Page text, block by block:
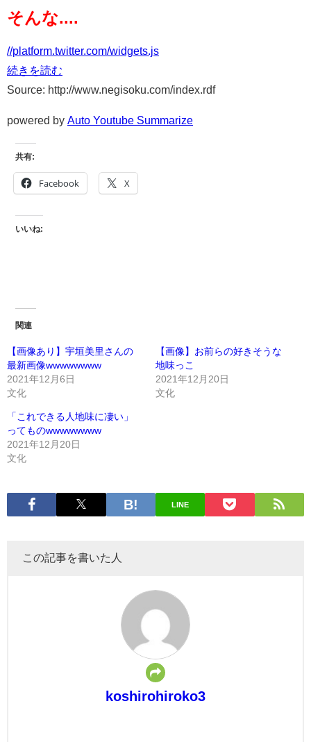
そんな....
//platform.twitter.com/widgets.js
続きを読む
Source: http://www.negisoku.com/index.rdf
powered by Auto Youtube Summarize
共有:
Facebook X
いいね:
関連
【画像あり】宇垣美里さんの
最新画像wwwwwwww
2021年12月6日
文化
【画像】お前らの好きそうな
地味っこ
2021年12月20日
文化
「これできる人地味に凄い」
ってものwwwwwwww
2021年12月20日
文化
LINE
この記事を書いた人
koshirohiroko3